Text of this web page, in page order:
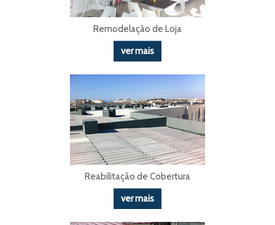
Remodelação de Loja
ver mais
Reabilitação de Cobertura
ver mais